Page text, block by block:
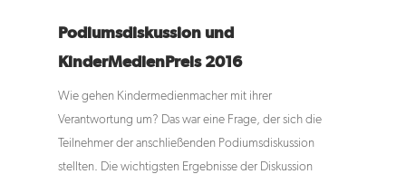
Podiumsdiskussion und
KinderMedienPreis 2016
Wie gehen Kindermedienmacher mit ihrer
Verantwortung um? Das war eine Frage, der sich die
Teilnehmer der anschließenden Podiumsdiskussion
stellten. Die wichtigsten Ergebnisse der Diskussion